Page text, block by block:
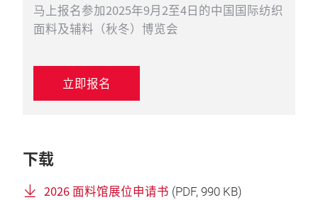
马上报名参加2025年9月2至4日的中国国际纺织
面料及辅料（秋冬）博览会
立即报名
下载
2026 面料馆展位申请书 (PDF, 990 KB)